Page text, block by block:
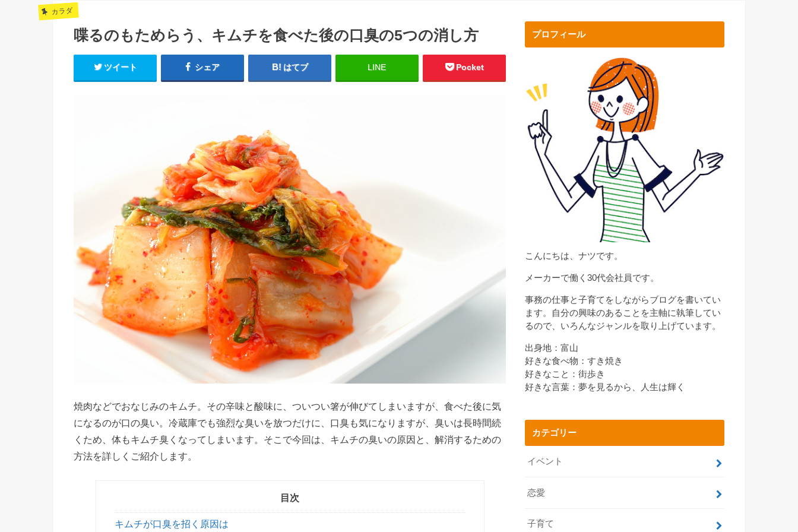
カラダ
喋るのもためらう、キムチを食べた後の口臭の5つの消し方
ツイート シェア はてブ LINE Pocket
焼肉などでおなじみのキムチ。その辛味と酸味に、ついつい箸が伸びてしまいますが、食べた後に気
になるのが口の臭い。冷蔵庫でも強烈な臭いを放つだけに、口臭も気になりますが、臭いは長時間続
くため、体もキムチ臭くなってしまいます。そこで今回は、キムチの臭いの原因と、解消するための
方法を詳しくご紹介します。
目次
キムチが口臭を招く原因は
プロフィール
こんにちは、ナツです。
メーカーで働く30代会社員です。
事務の仕事と子育てをしながらブログを書いてい
ます。自分の興味のあることを主軸に執筆してい
るので、いろんなジャンルを取り上げています。
出身地：富山
好きな食べ物：すき焼き
好きなこと：街歩き
好きな言葉：夢を見るから、人生は輝く
カテゴリー
イベント
恋愛
子育て